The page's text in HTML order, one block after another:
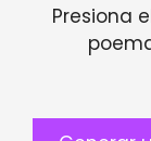
Presiona